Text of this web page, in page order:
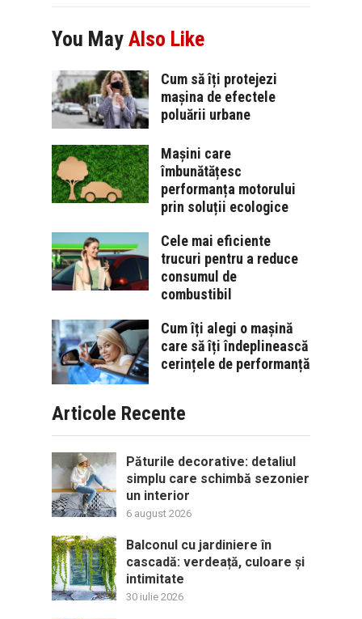
You May Also Like
Cum să îți protejezi
mașina de efectele
poluării urbane
Mașini care
îmbunătățesc
performanța motorului
prin soluții ecologice
Cele mai eficiente
trucuri pentru a reduce
consumul de
combustibil
Cum îți alegi o mașină
care să îți îndeplinească
cerințele de performanță
Articole Recente
Păturile decorative: detaliul
simplu care schimbă sezonier
un interior
6 august 2026
Balconul cu jardiniere în
cascadă: verdeață, culoare și
intimitate
30 iulie 2026